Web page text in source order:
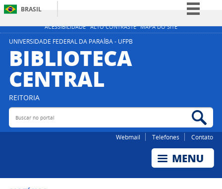
ACESSIBILIDADE ALTO CONTRASTE MAPA DO SITE
BRASIL
Simplifique!
UNIVERSIDADE FEDERAL DA PARAÍBA - UFPB
BIBLIOTECA
CENTRAL
REITORIA
Buscar no portal
Webmail Telefones Contato